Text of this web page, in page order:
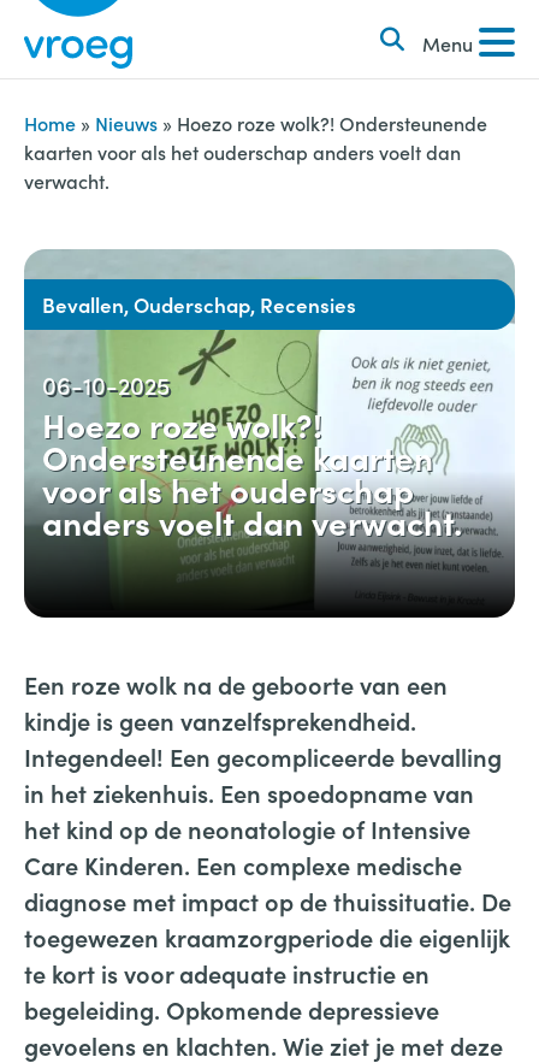
i
Menu
k
e
n
n
a
a
Home » Nieuws » Hoezo roze wolk?! Ondersteunende
kaarten voor als het ouderschap anders voelt dan
verwacht.
Bevallen, Ouderschap, Recensies
06-10-2025
Hoezo roze wolk?!
Ondersteunende kaarten
voor als het ouderschap
anders voelt dan verwacht.
Een roze wolk na de geboorte van een
kindje is geen vanzelfsprekendheid.
Integendeel! Een gecompliceerde bevalling
in het ziekenhuis. Een spoedopname van
het kind op de neonatologie of Intensive
Care Kinderen. Een complexe medische
diagnose met impact op de thuissituatie. De
toegewezen kraamzorgperiode die eigenlijk
te kort is voor adequate instructie en
begeleiding. Opkomende depressieve
gevoelens en klachten. Wie ziet je met deze